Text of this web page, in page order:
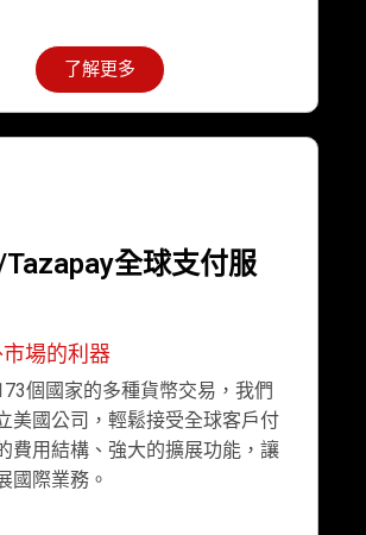
了解更多
全球支付服
場的利器
個國家的多種貨幣交易，我們
美國公司，輕鬆接受全球客戶付
費用結構、強大的擴展功能，讓
國際業務。